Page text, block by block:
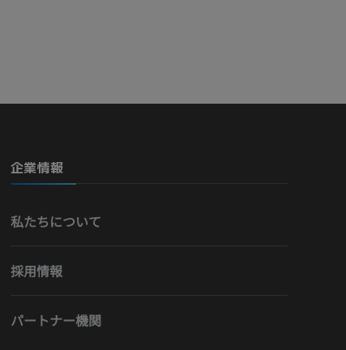
プレミアム プレミアム
企業情報
私たちについて
採用情報
パートナー機関